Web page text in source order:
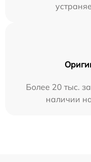
Более 20 тыс.
наличии